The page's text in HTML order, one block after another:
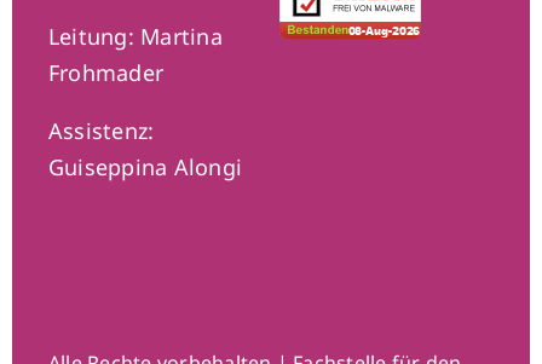
Leitung: Martina
Frohmader
Assistenz:
Guiseppina Alongi